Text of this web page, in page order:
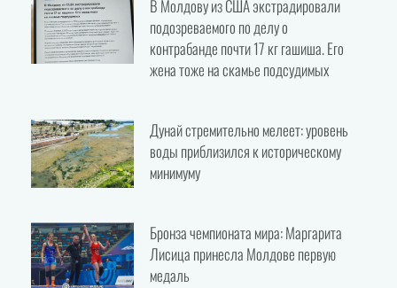
В Молдову из США экстрадировали
подозреваемого по делу о
контрабанде почти 17 кг гашиша. Его
жена тоже на скамье подсудимых
Дунай стремительно мелеет: уровень
воды приблизился к историческому
минимуму
Бронза чемпионата мира: Маргарита
Лисица принесла Молдове первую
медаль